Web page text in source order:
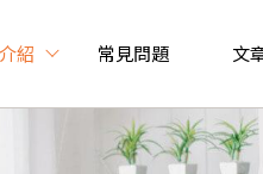
紹 常見問題 文